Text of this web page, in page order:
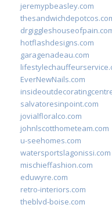
jeremypbeasley.com
hotflashdesigns.com
garagenadeau.com
EverNewNails.com
salvatoresinpoint.com
jovialfloralco.com
johnlscotthometeam.com
u-seehomes.com
watersportslagonissi.com
mischieffashion.com
eduwyre.com
retro-interiors.com
theblvd-boise.com